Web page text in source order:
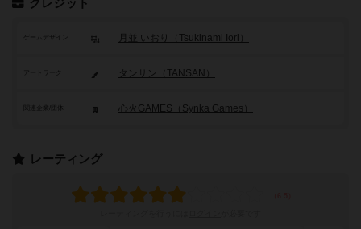
クレジット
月並 いおり（Tsukinami Iori）
アートワーク タンサン（TANSAN）
心火GAMES（Synka Games）
レーティング